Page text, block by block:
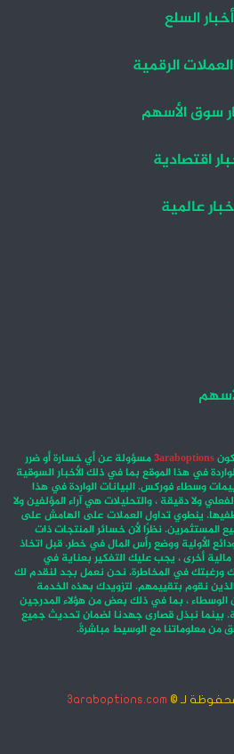
أخبار السلع
الرقمية
سوق الأسهم
اقتصادية
عالمية
3araboptionsمسؤولة عن أي خسارة أو ضرر
في هذا الموقع بما في ذلك الأخبار السوقية
وسطاء فوركس. البيانات الواردة في هذا
ولا دقيقة ، والتحليلات هي آراء المؤلفين ولا
ينطوي تداول العملات على الهامش على
المستثمرين. نظرًا لأن خسائر المنتجات ذات
الأولية ووضع رأس المال في خطر. قبل اتخاذ
مالية أخرى ، يجب عليك التفكير بعناية في
ورغبتك في المخاطرة. نحن نعمل بجد لنقدم لك
نقوم بتقييمهم. لتزويدك بهذه الخدمة
الوسطاء ، بما في ذلك بعض من هؤلاء المدرجين
بينما نبذل قصارى جهدنا لضمان تحديث جميع
من معلوماتنا مع الوسيط مباشرةً.
لـ © 3araboptions.com